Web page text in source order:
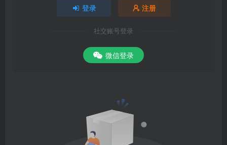
登录 注册
社交账号登录
微信登录